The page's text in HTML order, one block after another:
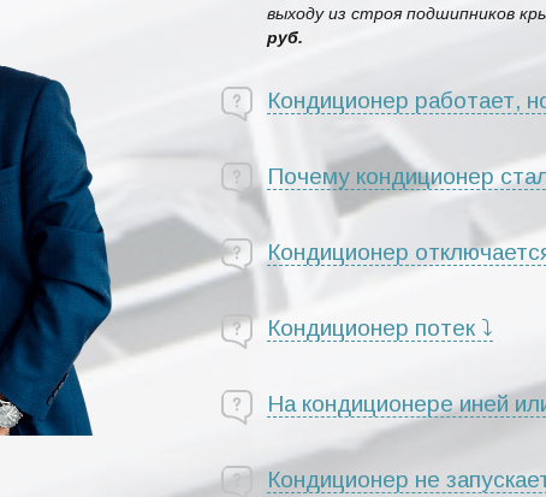
выходу из строя подшипников
руб.
Кондиционер работает,
Почему кондиционер
Кондиционер
Кондиционер потек ⤵
На кондиционере иней
Кондиционер не